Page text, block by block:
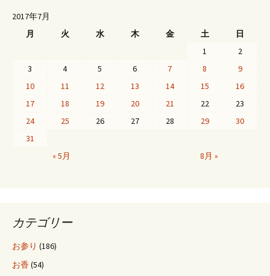
稿
ナ
ビ
ゲ
ョ
2017年7月
月
火 水 木 金 土
日
1
2
3
4 5 6 7 8
9
10
11 12 13 14 15
16
17
18 19 20 21 22
23
24
25 26 27 28 29
30
31
« 5月
8月 »
カテゴリー
お参り (186)
お香(54)